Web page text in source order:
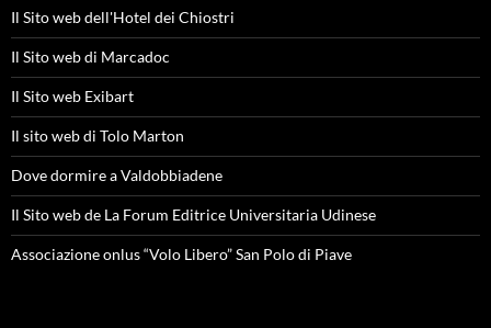
Il Sito web dell'Hotel dei Chiostri
Il Sito web di Marcadoc
Il Sito web Exibart
Il sito web di Tolo Marton
Dove dormire a Valdobbiadene
Il Sito web de La Forum Editrice Universitaria Udinese
Associazione onlus “Volo Libero” San Polo di Piave